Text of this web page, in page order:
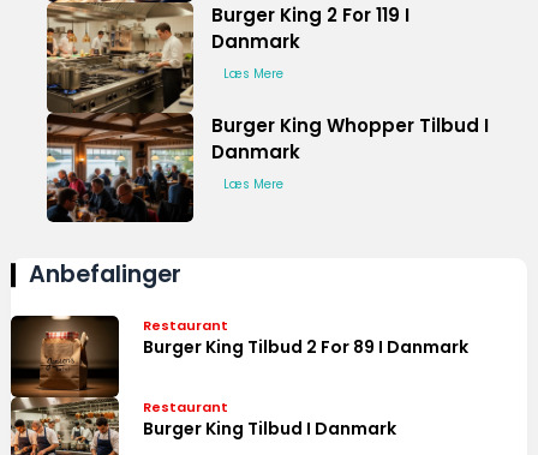
Burger King 2 For 119 I
Danmark
Læs Mere
Burger King Whopper Tilbud I
Danmark
Læs Mere
Anbefalinger
Restaurant
Burger King Tilbud 2 For 89 I Danmark
Restaurant
Burger King Tilbud I Danmark